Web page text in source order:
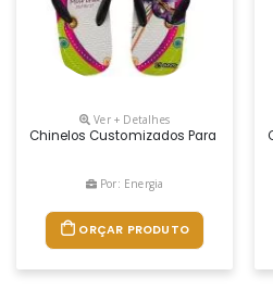
Ver + Detalhes
Chinelos Customizados Para Brindes
Por: Energia
ORÇAR PRODUTO